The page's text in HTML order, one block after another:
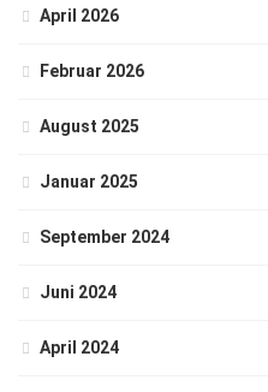
April 2026
Februar 2026
August 2025
Januar 2025
September 2024
Juni 2024
April 2024